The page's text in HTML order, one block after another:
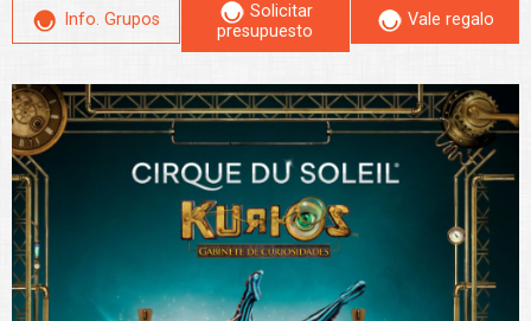
Leer más
Info. Grupos
Solicitar
presupuesto
Vale regalo